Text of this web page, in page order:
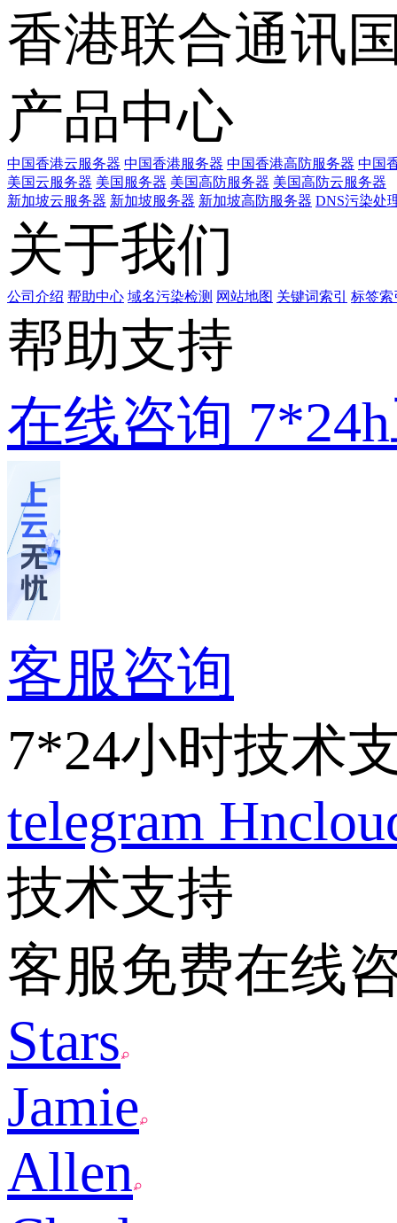
香港联合通讯
产品中心
中国香港云服务器 中国香港服务器 中国香港高防服务器 中国
美国云服务器 美国服务器 美国高防服务器 美国高防云服务器
新加坡云服务器 新加坡服务器 新加坡高防服务器 DNS污染处
关于我们
公司介绍 帮助中心 域名污染检测 网站地图 关键词索引 标签索
帮助支持
在线咨询
客服咨询
7*24小时技术
telegram
技术支持
客服免费在线
Stars
Jamie
Allen